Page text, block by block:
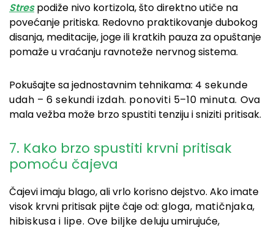
Strespodiže nivo kortizola, što direktno utiče na
povećanje pritiska. Redovno praktikovanje dubokog
disanja, meditacije, joge ili kratkih pauza za opuštanje
pomaže u vraćanju ravnoteže nervnog sistema.
Pokušajte sa jednostavnim tehnikama: 4 sekunde
udah –6 sekundi izdah. ponoviti 5–10 minuta. Ova
mala vežba može brzo spustiti tenziju i sniziti pritisak.
7. Kako brzo spustiti krvni pritisak
pomoću čajeva
Čajevi imaju blago, ali vrlo korisno dejstvo. Ako imate
visok krvni pritisak pijte čaje od: gloga, matičnjaka,
hibiskusa i lipe. Ove biljke deluju umirujuće,